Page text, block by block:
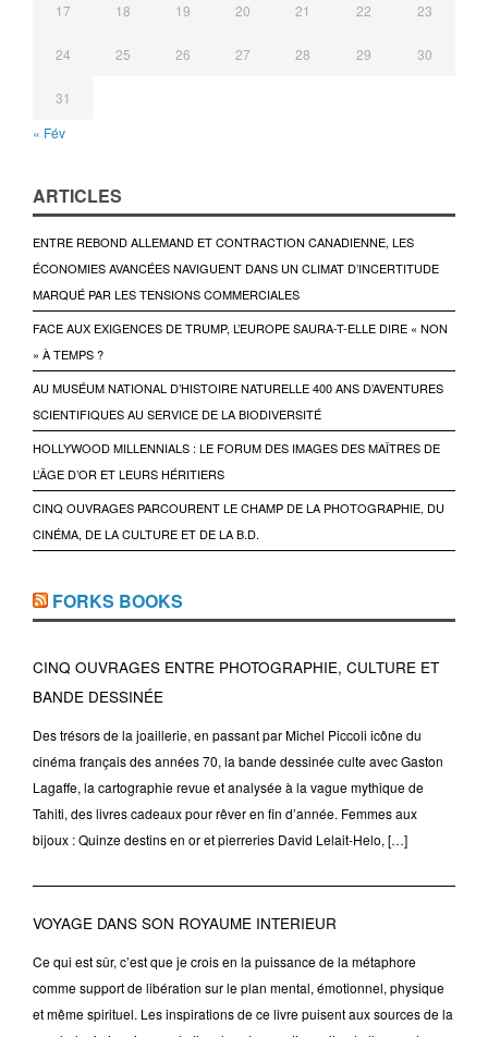
17 18 19 20 21 22 23
24 25 26 27 28 29 30
31
« Fév
ARTICLES
ENTRE REBOND ALLEMAND ET CONTRACTION CANADIENNE, LES
ÉCONOMIES AVANCÉES NAVIGUENT DANS UN CLIMAT D’INCERTITUDE
MARQUÉ PAR LES TENSIONS COMMERCIALES
FACE AUX EXIGENCES DE TRUMP, L’EUROPE SAURA-T-ELLE DIRE « NON
» À TEMPS ?
AU MUSÉUM NATIONAL D’HISTOIRE NATURELLE 400 ANS D’AVENTURES
SCIENTIFIQUES AU SERVICE DE LA BIODIVERSITÉ
HOLLYWOOD MILLENNIALS : LE FORUM DES IMAGES DES MAÎTRES DE
L’ÂGE D’OR ET LEURS HÉRITIERS
CINQ OUVRAGES PARCOURENT LE CHAMP DE LA PHOTOGRAPHIE, DU
CINÉMA, DE LA CULTURE ET DE LA B.D.
FORKS BOOKS
CINQ OUVRAGES ENTRE PHOTOGRAPHIE, CULTURE ET
BANDE DESSINÉE
Des trésors de la joaillerie, en passant par Michel Piccoli icône du
cinéma français des années 70, la bande dessinée culte avec Gaston
Lagaffe, la cartographie revue et analysée à la vague mythique de
Tahiti, des livres cadeaux pour rêver en fin d’année. Femmes aux
bijoux : Quinze destins en or et pierreries David Lelait-Helo, […]
VOYAGE DANS SON ROYAUME INTERIEUR
Ce qui est sûr, c’est que je crois en la puissance de la métaphore
comme support de libération sur le plan mental, émotionnel, physique
et même spirituel. Les inspirations de ce livre puisent aux sources de la